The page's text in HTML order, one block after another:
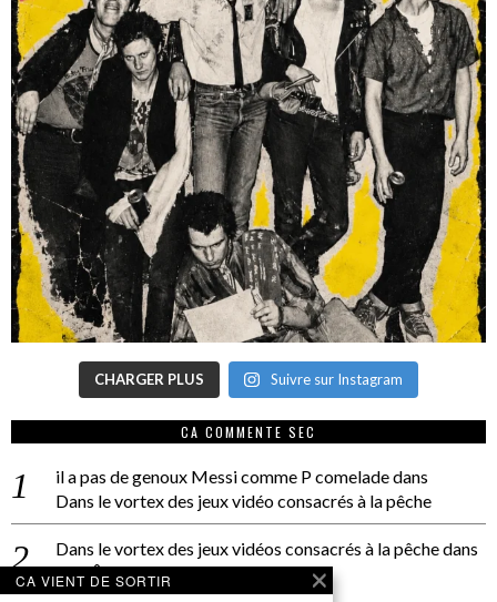
CHARGER PLUS Suivre sur Instagram
CA COMMENTE SEC
il a pas de genoux Messi comme P comeladedans
Dans le vortex des jeux vidéo consacrés à la pêche
Dans le vortex des jeux vidéos consacrés à la pêchedans
PACÔME THIELLEMENT
La séance d’Hip Gnose
CA VIENT DE SORTIR